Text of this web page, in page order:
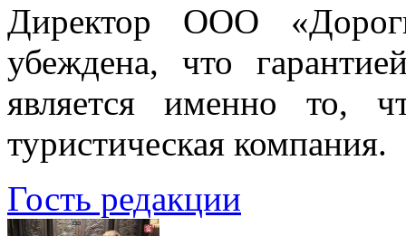
Директор ООО
убеждена, что
является именно то,
туристическая компания.
Гость редакции